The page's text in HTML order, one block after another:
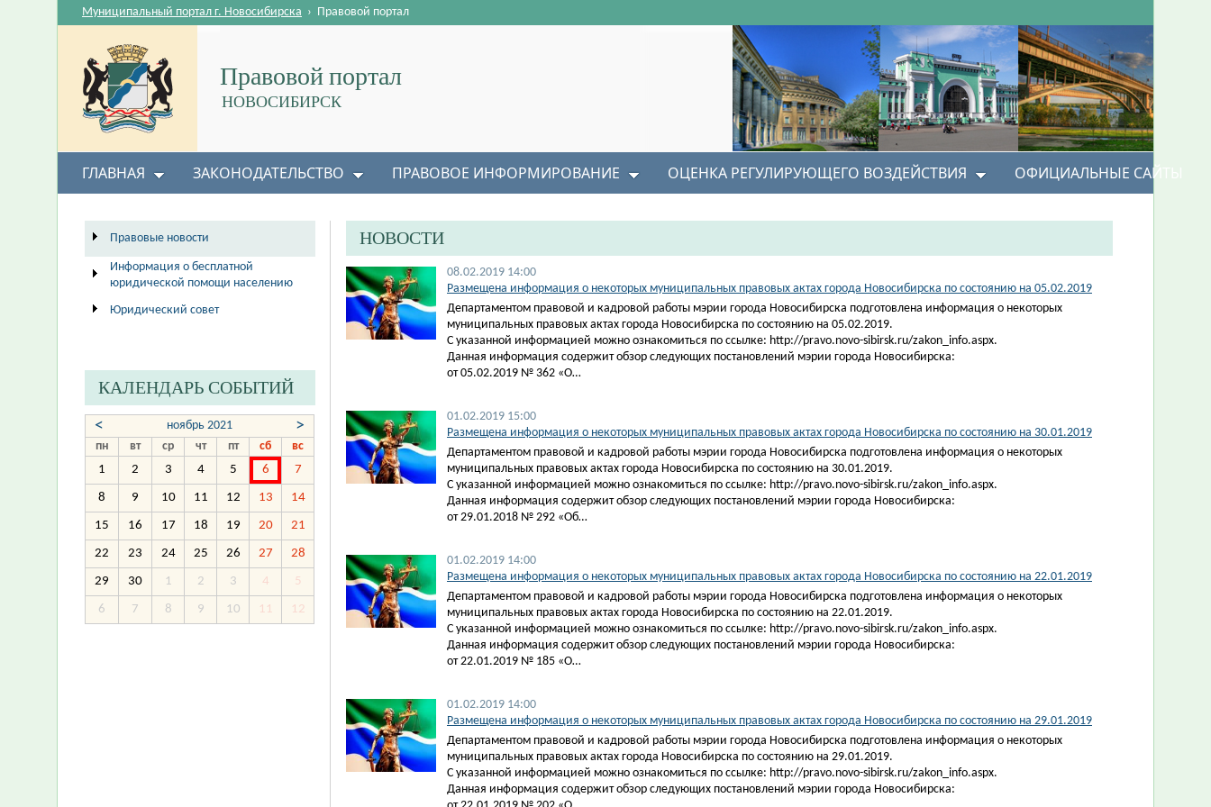
Правовой портал
НОВОСИБИРСК
Муниципальный портал г. Новосибирска › Правовой портал
ГЛАВНАЯ ЗАКОНОДАТЕЛЬСТВО ПРАВОВОЕ ИНФОРМИРОВАНИЕ ОЦЕНКА РЕГУЛИРУЮЩЕГО ВОЗДЕЙСТВИЯ ОФИЦИАЛЬНЫЕ САЙТЫ
НОВОСТИ
08.02.2019 14:00
Размещена информация о некоторых муниципальных правовых актах города Новосибирска по состоянию на 05.02.2019
Департаментом правовой и кадровой работы мэрии города Новосибирска подготовлена информация о некоторых
муниципальных правовых актах города Новосибирска по состоянию на 05.02.2019.
С указанной информацией можно ознакомиться по ссылке: http://pravo.novo-sibirsk.ru/zakon_info.aspx.
Данная информация содержит обзор следующих постановлений мэрии города Новосибирска:
от 05.02.2019 № 362 «О…
01.02.2019 15:00
Размещена информация о некоторых муниципальных правовых актах города Новосибирска по состоянию на 30.01.2019
Департаментом правовой и кадровой работы мэрии города Новосибирска подготовлена информация о некоторых
муниципальных правовых актах города Новосибирска по состоянию на 30.01.2019.
С указанной информацией можно ознакомиться по ссылке: http://pravo.novo-sibirsk.ru/zakon_info.aspx.
Данная информация содержит обзор следующих постановлений мэрии города Новосибирска:
от 29.01.2018 № 292 «Об…
01.02.2019 14:00
Размещена информация о некоторых муниципальных правовых актах города Новосибирска по состоянию на 22.01.2019
Департаментом правовой и кадровой работы мэрии города Новосибирска подготовлена информация о некоторых
муниципальных правовых актах города Новосибирска по состоянию на 22.01.2019.
С указанной информацией можно ознакомиться по ссылке: http://pravo.novo-sibirsk.ru/zakon_info.aspx.
Данная информация содержит обзор следующих постановлений мэрии города Новосибирска:
от 22.01.2019 № 185 «О…
01.02.2019 14:00
Размещена информация о некоторых муниципальных правовых актах города Новосибирска по состоянию на 29.01.2019
Департаментом правовой и кадровой работы мэрии города Новосибирска подготовлена информация о некоторых
муниципальных правовых актах города Новосибирска по состоянию на 29.01.2019.
С указанной информацией можно ознакомиться по ссылке: http://pravo.novo-sibirsk.ru/zakon_info.aspx.
Данная информация содержит обзор следующих постановлений мэрии города Новосибирска:
Правовые новости
Информация о бесплатной
юридической помощи населению
Юридический совет
КАЛЕНДАРЬ СОБЫТИЙ
< ноябрь 2021 >
пн вт ср чт пт сб
вс
1
2 3 4 5 6 7
8 9 10 11 12 13 14
15 16 17 18 19 20 21
22 23 24 25 26 27 28
29 30 1 2 3 4 5
6 7 8 9 10 11 12